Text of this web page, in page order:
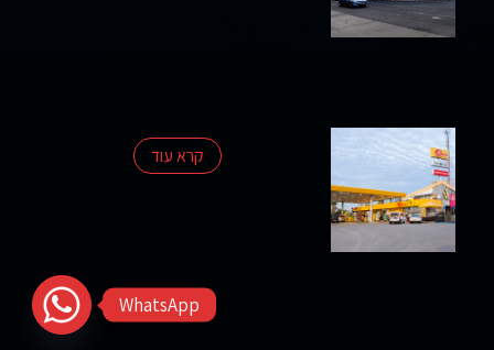
קרא עוד
WhatsApp